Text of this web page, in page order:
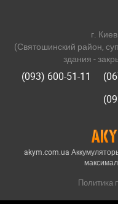
akym.com.ua
Политика
г.
(Святошинский район,
здания -
(093) 600-51-11